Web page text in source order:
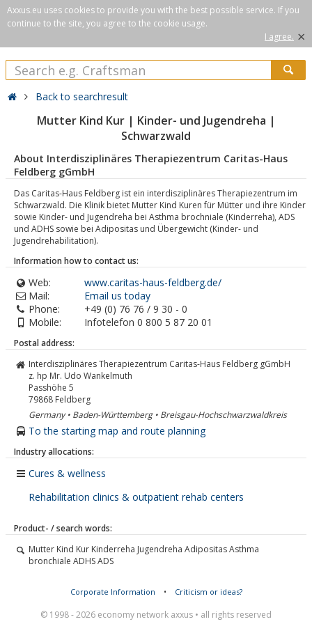
Axxus.eu uses cookies to provide you with the best possible service. If you
continue to the site, you agree to the cookie usage.
I agree. ×
Back to searchresult
Mutter Kind Kur | Kinder- und Jugendreha |
Schwarzwald
About Interdisziplinäres Therapiezentrum Caritas-Haus
Feldberg gGmbH
Das Caritas-Haus Feldberg ist ein interdisziplinäres Therapiezentrum im
Schwarzwald. Die Klinik bietet Mutter Kind Kuren für Mütter und ihre Kinder
sowie Kinder- und Jugendreha bei Asthma brochniale (Kinderreha), ADS
und ADHS sowie bei Adipositas und Übergewicht (Kinder- und
Jugendrehabilitation).
Information how to contact us:
Web:
www.caritas-haus-feldberg.de/
Mail:
Email us today
Phone:
+49 (0) 76 76 / 9 30 - 0
Mobile:
Infotelefon 0 800 5 87 20 01
Postal address:
Interdisziplinäres Therapiezentrum Caritas-Haus Feldberg gGmbH
z. hp Mr. Udo Wankelmuth
Passhöhe 5
79868 Feldberg
Germany • Baden-Württemberg • Breisgau-Hochschwarzwaldkreis
To the starting map and route planning
Industry allocations:
Cures & wellness
Rehabilitation clinics & outpatient rehab centers
Product- / search words:
Mutter Kind Kur Kinderreha Jugendreha Adipositas Asthma
bronchiale ADHS ADS
Corporate Information • Criticism or ideas?
© 1998 - 2026 economy network axxus • all rights reserved